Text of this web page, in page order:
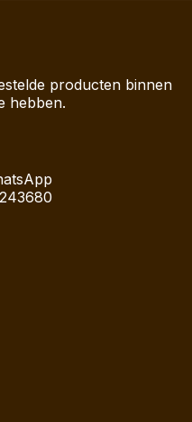
producten binnen
hebben.